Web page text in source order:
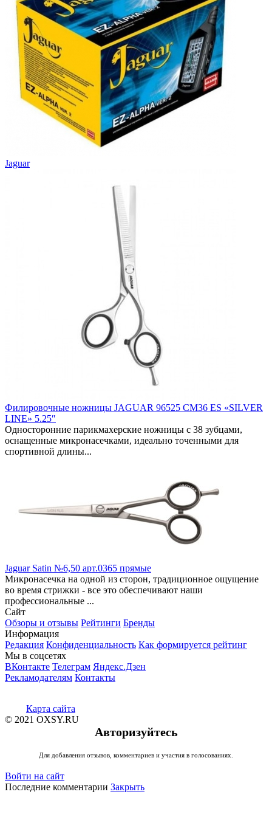
Jaguar
Филировочные ножницы JAGUAR 96525 CM36 ES «SILVER
LINE» 5.25″
Односторонние парикмахерские ножницы с 38 зубцами,
оснащенные микронасечками, идеально точенными для
спортивной длины...
Jaguar Satin №6,50 арт.0365 прямые
Микронасечка на одной из сторон, традиционное ощущение
во время стрижки - все это обеспечивают наши
профессиональные ...
Сайт
Обзоры и отзывы Рейтинги Бренды
Информация
Редакция Конфиденциальность Как формируется рейтинг
Мы в соцсетях
ВКонтакте Телеграм Яндекс.Дзен
Рекламодателям Контакты
Карта сайта
© 2021 OXSY.RU
Авторизуйтесь
Для добавления отзывов, комментариев и участия в голосованиях.
Войти на сайт
Последние комментарии Закрыть